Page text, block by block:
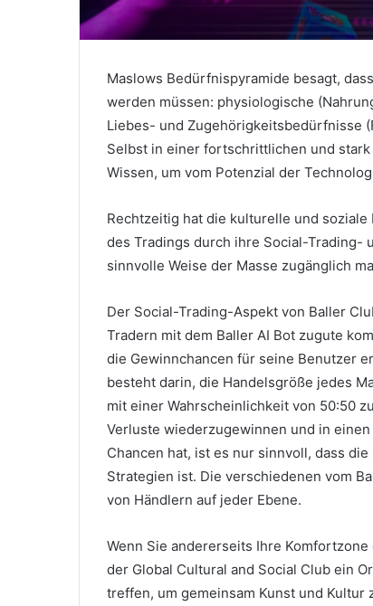
Maslows Bedürfnispyramide besagt,
werden müssen: physiologische
Liebes- und Zugehörigkeitsbedürfnisse
Selbst in einer fortschrittlichen und
Wissen, um vom Potenzial der
Rechtzeitig hat die kulturelle und
des Tradings durch ihre Social-Trading-
sinnvolle Weise der Masse zugänglich
Der Social-Trading-Aspekt von Baller
Tradern mit dem Baller AI Bot zugute
die Gewinnchancen für seine Benutzer
besteht darin, die Handelsgröße jedes
mit einer Wahrscheinlichkeit von 50:50
Verluste wiederzugewinnen und in
Chancen hat, ist es nur sinnvoll, dass
Strategien ist. Die verschiedenen vom
von Händlern auf jeder Ebene.
Wenn Sie andererseits Ihre
der Global Cultural and Social Club ein
treffen, um gemeinsam Kunst und Kultur